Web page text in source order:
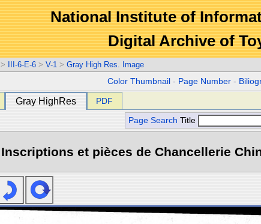
National Institute of
Digital Archive of
> III-6-E-6 > V-1 > Gray High Res. Image
Color Thumbnail - Page Number -
Gray HighRes PDF
Page Search Title
Inscriptions et pièces de Chancellerie